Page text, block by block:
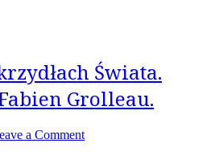
Świata.
Grolleau.
a Comment